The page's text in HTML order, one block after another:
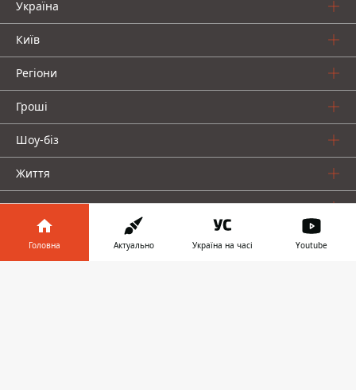
Україна
Київ
Регіони
Гроші
Шоу-біз
Життя
Про нас
Головна Актуально Україна на часі Youtube